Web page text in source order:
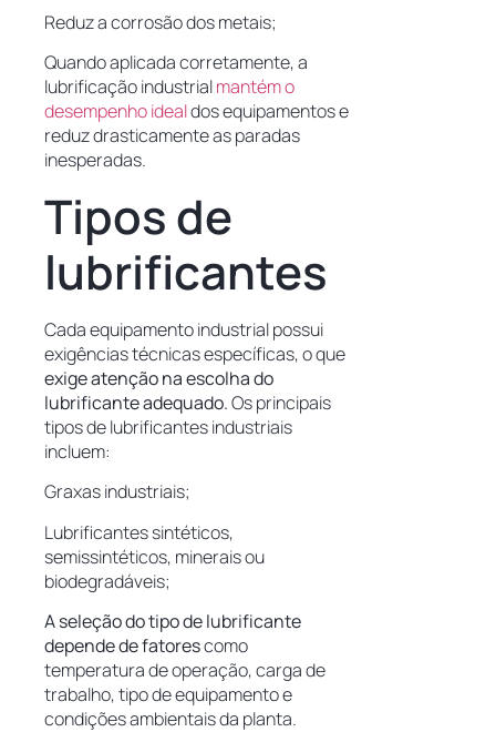
Reduz a corrosão dos metais;
Quando aplicada corretamente, a
lubrificação industrialmantém o
desempenho idealdos equipamentos e
reduz drasticamente as paradas
inesperadas.
Tipos de
lubrificantes
Cada equipamento industrial possui
exigências técnicas específicas, o que
exige atenção na escolha do
lubrificante adequado.Os principais
tipos de lubrificantes industriais
incluem:
Graxas industriais;
Lubrificantes sintéticos,
semissintéticos, minerais ou
biodegradáveis;
A seleção do tipo de lubrificante
depende de fatorescomo
temperatura de operação, carga de
trabalho, tipo de equipamento e
condições ambientais da planta.